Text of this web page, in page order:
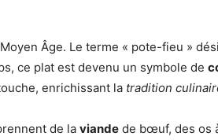
Âge. Le terme « pote-fieu »
ce plat est devenu un symbole de
enrichissant la tradition
de la viande de bœuf, des os